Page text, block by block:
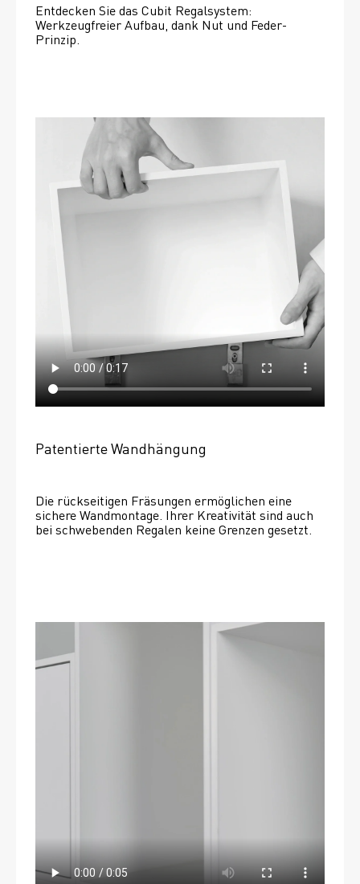
Entdecken Sie das Cubit Regalsystem:
Werkzeugfreier Aufbau, dank Nut und Feder-
Prinzip.
Patentierte Wandhängung
Die rückseitigen Fräsungen ermöglichen eine
sichere Wandmontage. Ihrer Kreativität sind auch
bei schwebenden Regalen keine Grenzen gesetzt.